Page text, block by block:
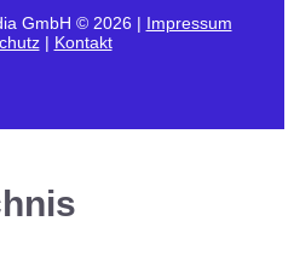
GmbH © 2026 | Impressum
| Kontakt